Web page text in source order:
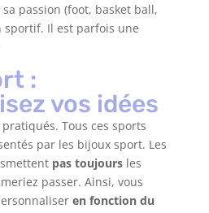
passion (foot, basket ball,
sportif. Il est parfois une
:
vos idées
Tous ces sports
par les bijoux sport. Les
pas toujoursles
passer. Ainsi, vous
en fonction du